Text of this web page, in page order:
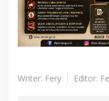
Writer: Fery Editor: